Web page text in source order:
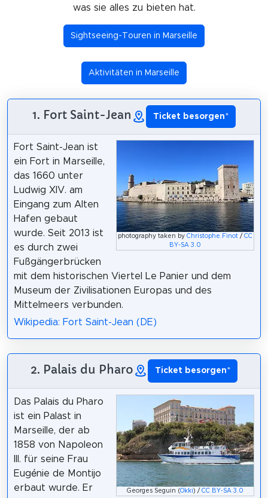
was sie alles zu bieten hat.
Sightseeing-Touren in Marseille
Aktivitäten in Marseille
1. Fort Saint-Jean Ticket besorgen*
photography taken byChristophe.Finot /CC
BY-SA 3.0
Fort Saint-Jean ist
ein Fort in Marseille,
das 1660 unter
Ludwig XIV. am
Eingang zum Alten
Hafen gebaut
wurde. Seit 2013 ist
es durch zwei
Fußgängerbrücken
mit dem historischen Viertel Le Panier und dem
Museum der Zivilisationen Europas und des
Mittelmeers verbunden.
Wikipedia: Fort Saint-Jean (DE)
2. Palais du Pharo Ticket besorgen*
Georges Seguin (Okki ) /CC BY-SA 3.0
Das Palais du Pharo
ist ein Palast in
Marseille, der ab
1858 von Napoleon
III. für seine Frau
Eugénie de Montijo
erbaut wurde. Er